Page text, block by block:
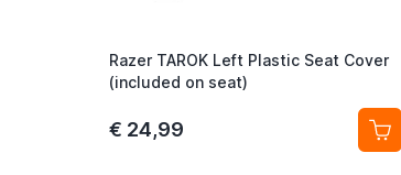
Razer TAROK Left Plastic Seat Cover
(included on seat)
€ 24,99